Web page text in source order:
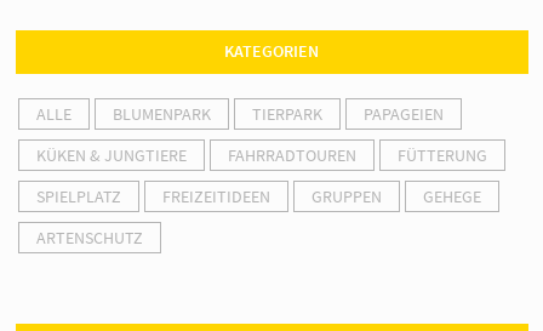
KATEGORIEN
ALLE BLUMENPARK TIERPARK
PAPAGEIEN
KÜKEN & JUNGTIERE
FAHRRADTOUREN
FÜTTERUNG
SPIELPLATZ
FREIZEITIDEEN GRUPPEN
GEHEGE
ARTENSCHUTZ